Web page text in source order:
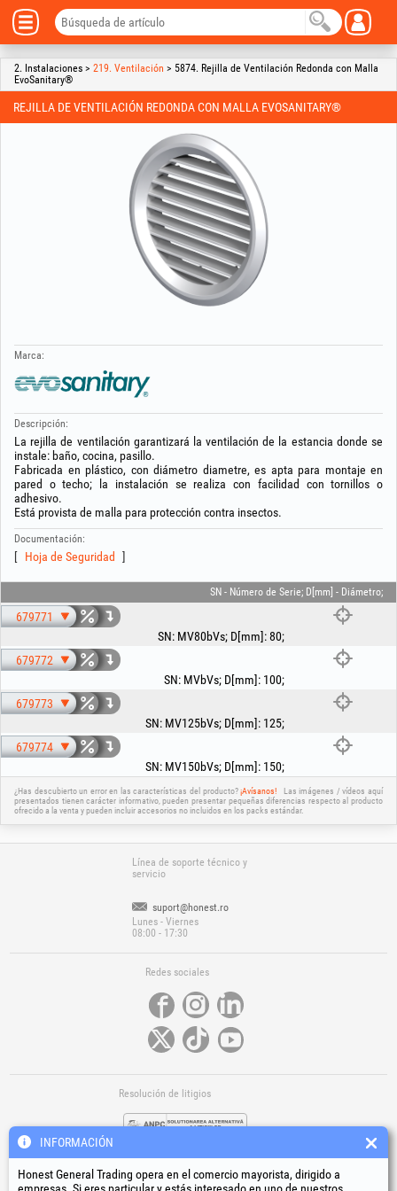
2. Instalaciones > 219. Ventilación > 5874. Rejilla de Ventilación Redonda con Malla
EvoSanitary®
REJILLA DE VENTILACIÓN REDONDA CON MALLA EVOSANITARY®
Marca:
Descripción:
La rejilla de ventilación garantizará la ventilación de la estancia donde se
instale: baño, cocina, pasillo.
Fabricada en plástico, con diámetro diametre, es apta para montaje en
pared o techo; la instalación se realiza con facilidad con tornillos o
adhesivo.
Está provista de malla para protección contra insectos.
Documentación:
Hoja de Seguridad
SN - Número de Serie; D[mm] - Diámetro;
679771
SN: MV80bVs; D[mm]:80;
679772
SN: MVbVs; D[mm]: 100;
679773
SN: MV125bVs; D[mm]: 125;
679774
SN: MV150bVs; D[mm]: 150;
¿Has descubierto un error en las características del producto?¡Avísanos!
Las imágenes / vídeos aquí
presentados tienen carácter informativo, pueden presentar pequeñas diferencias respecto al producto
ofrecido a la venta y pueden incluir accesorios no incluidos en los packs estándar.
Línea de soporte técnico y
servicio
suport@honest.ro
Lunes - Viernes
08:00 - 17:30
Redes sociales
Resolución de litigios
INFORMACIÓN
Honest General Trading opera en el comercio mayorista, dirigido a